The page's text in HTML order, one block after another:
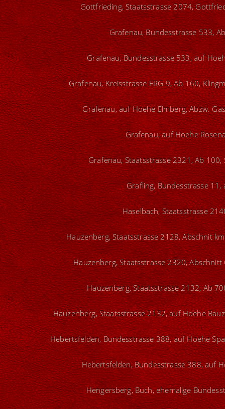
Gottfrieding, Staatsstrasse 2074,
Grafenau, Bundesstrasse 533,
Grafenau, Bundesstrasse 533, auf
Grafenau, Kreisstrasse FRG 9, Ab 160,
Grafenau, auf Hoehe Elmberg, Abzw.
Grafenau, auf Hoehe
Grafenau, Staatsstrasse 2321, Ab
Grafling, Bundesstrasse
Haselbach, Staatsstrasse
Hauzenberg, Staatsstrasse 2128, Abschnit
Hauzenberg, Staatsstrasse 2320,
Hauzenberg, Staatsstrasse 2132, Ab
Hauzenberg, Staatsstrasse 2132, auf Hoehe
Hebertsfelden, Bundesstrasse 388, auf Hoehe
Hebertsfelden, Bundesstrasse 388, auf
Hengersberg, Buch, ehemalige